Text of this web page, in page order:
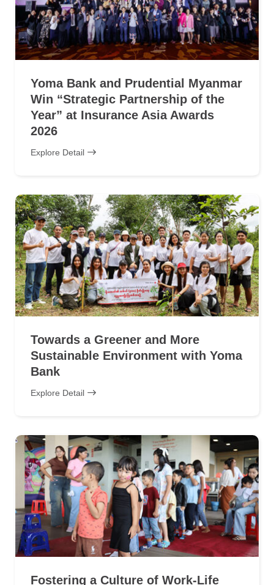
Yoma Bank and Prudential Myanmar
Win “Strategic Partnership of the
Year” at Insurance Asia Awards
2026
Explore Detail
Towards a Greener and More
Sustainable Environment with Yoma
Bank
Explore Detail
Fostering a Culture of Work-Life